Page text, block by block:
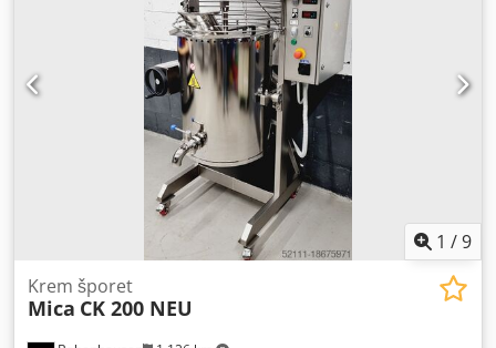
kolača Krumbein model: KSSM-V1.4D Memorija programa
za 60 proizvoda za plehove do maks. 800 x 600 mm
Stacionarna mašina izrađena od nerđajućeg čelika
Priključak za vodu za čišćenje noža Dimenzije: 1420 x 1500
x 1700 mm, ŠxDxV Priključak 400V, 16A-CEE utikač
Dodpfxswmwk To Acfsck Polovna mašina, kao NOVA sa
garancijom Opcije: Ugovor o održavanju Dostava Servis
paket Obuka i puštanje u rad Posetite naš veliki lager
pekarskih mašina!
1 /9
Krem šporet
Mica CK 200 NEU